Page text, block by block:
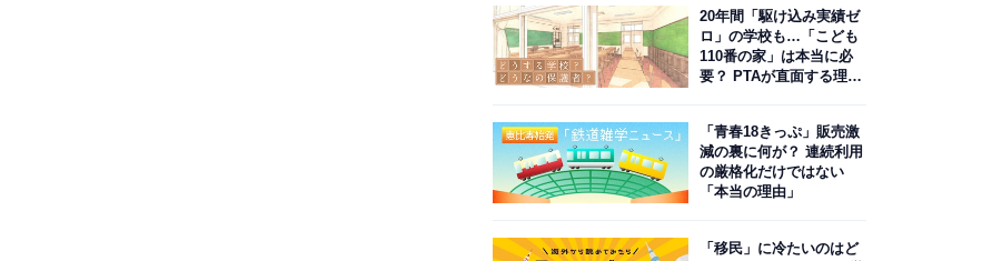
20年間「駆け込み実績ゼ
ロ」の学校も…「こども
110番の家」は本当に必
要？ PTAが直面する理想
「青春18きっぷ」販売激
減の裏に何が？ 連続利用
の厳格化だけではない
「本当の理由」
「移民」に冷たいのはど